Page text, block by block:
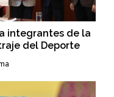
integrantes de la
del Deporte